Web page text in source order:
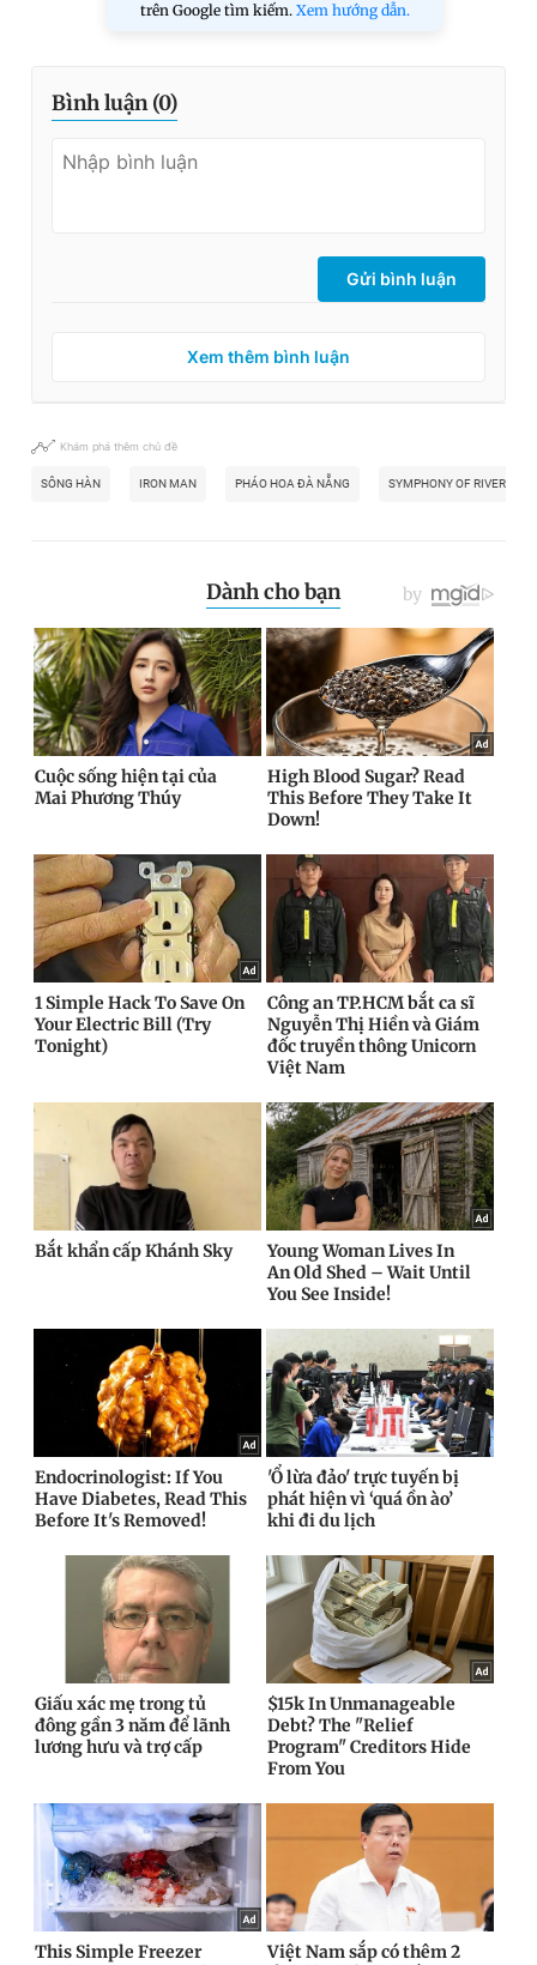
trên Google tìm kiếm. Xem hướng dẫn.
Bình luận (0)
Gửi bình luận
Xem thêm bình luận
Khám phá thêm chủ đề
SÔNG HÀN IRON MAN PHÁO HOA ĐÀ NẴNG SYMPHONY OF RIVER